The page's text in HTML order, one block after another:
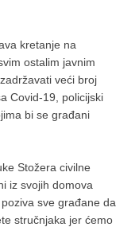
kretanje na
ostalim javnim
veći broj
Covid-19, policijski
bi se građani
Stožera civilne
iz svojih domova
sve građane da
stručnjaka jer ćemo